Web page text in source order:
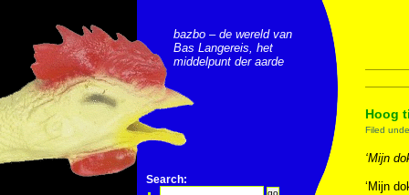
bazbo – de wereld van
Bas Langereis, het
middelpunt der aarde
Search:
Hoog
Filed
‘Mijn
‘Mijn